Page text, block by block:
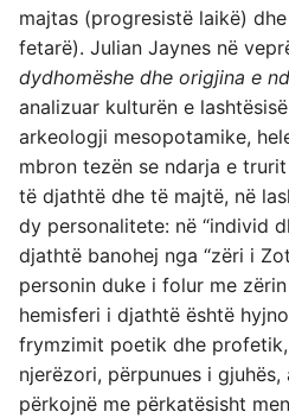
majtas (progresistë laikë)
fetarë). Julian Jaynes në
dydhomëshe dhe origjina e
analizuar kulturën e
arkeologji mesopotamike,
mbron tezën se ndarja e
të djathtë dhe të majtë, në
dy personalitete: në “individ
djathtë banohej nga “zëri i
personin duke i folur me
hemisferi i djathtë është
frymzimit poetik dhe
njerëzori, përpunues i
përkojnë me përkatësisht